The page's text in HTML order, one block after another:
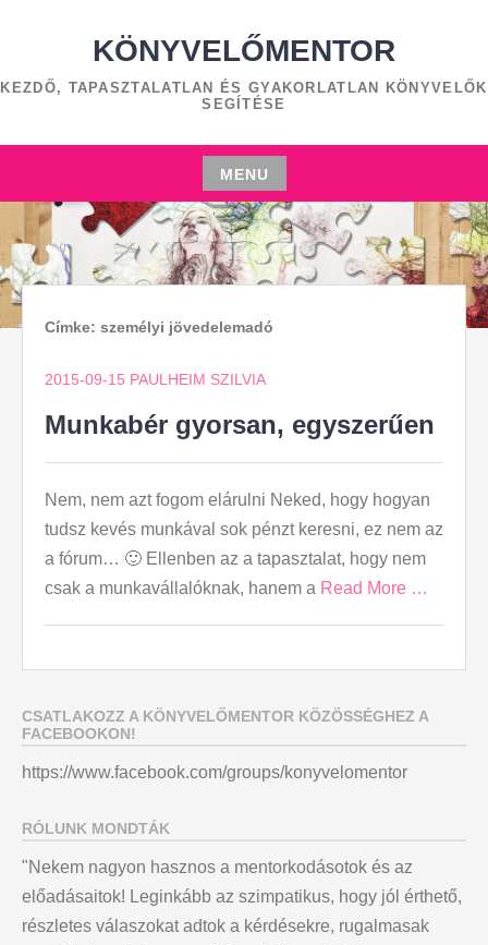
KÖNYVELŐMENTOR
KEZDŐ, TAPASZTALATLAN ÉS GYAKORLATLAN KÖNYVELŐK
SEGÍTÉSE
MENU
Skip
to
content
Címke: személyi jövedelemadó
2015-09-15 PAULHEIM SZILVIA
Munkabér gyorsan, egyszerűen
Nem, nem azt fogom elárulni Neked, hogy hogyan
tudsz kevés munkával sok pénzt keresni, ez nem az
a fórum… 🙂 Ellenben az a tapasztalat, hogy nem
csak a munkavállalóknak, hanem a Read More …
CSATLAKOZZ A KÖNYVELŐMENTOR KÖZÖSSÉGHEZ A
FACEBOOKON!
https://www.facebook.com/groups/konyvelomentor
RÓLUNK MONDTÁK
"Nekem nagyon hasznos a mentorkodásotok és az
előadásaitok! Leginkább az szimpatikus, hogy jól érthető,
részletes válaszokat adtok a kérdésekre, rugalmasak